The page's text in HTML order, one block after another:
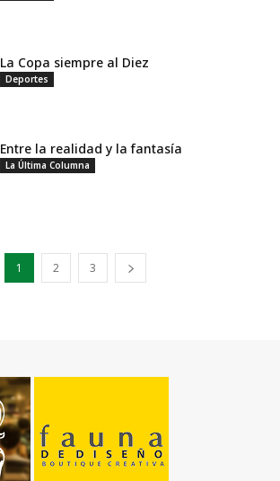
La Copa siempre al Diez
Deportes
Entre la realidad y la fantasía
La Última Columna
1 2 3